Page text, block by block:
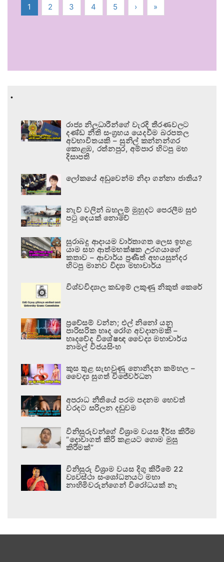
1 2 3 4 5 › »
.
රාජ්‍ය නිලධාරීන්ගේ වැරදි තීරණවලට
දණ්ඩ නීති සංග්‍රහය යෙදවීම බරපතල
අවභාවිතයකි – සුනිල් කන්නන්ගර
කොළඹ, රත්නපුර, අම්පාර හිටපු මහ
දිසාපති
ලෝකයේ අඩුවෙන්ම නිදා ගන්නා ජාතිය?
නැව් වලින් බහලුම් මුහුදට පෙරලීම සුළු
පටු දෙයක් නොවේ
සුරාබදු ආදායම වාර්තාගත ලෙස ඉහළ
යාම සහ ආත්මභක්ෂක උරගයාගේ
කතාව – ආචාර්ය ප්‍රණීත් අභයසුන්දර
හිටපු මානව විද්‍යා මහාචාර්ය
විශ්වවිද්‍යාල කඩඉම් ලකුණු නිකුත් කෙරේ
ප්‍රවේසම් වන්න; එල් නිනෝ යනු
පාරිසරික හෘද රෝග අවදානමකි –
හෘදවේද විශේෂඥ වෛද්‍ය මහාචාර්ය
නාමල් විජයසිංහ
කුස තුළ සැඟවුණු නොනිදන කම්හල –
වෛද්‍ය සුගත් විජේවර්ධන
අපරාධ නීතියේ පරම පදනම හෙවත්
වරදට සරිලන දඬුවම
විනිසුරුවන්ගේ විශ්‍රාම වයස දීර්ඝ කිරීම
“දොවාගත් කිරි කළයට ගොම මුසු
කිරීමක්”
විනිසුරු විශ්‍රාම වයස දිගු කිරීමේ 22
ව්‍යවස්ථා සංශෝධනයට මහා
නාහිමිවරුන්ගෙන් විරෝධයක් නෑ